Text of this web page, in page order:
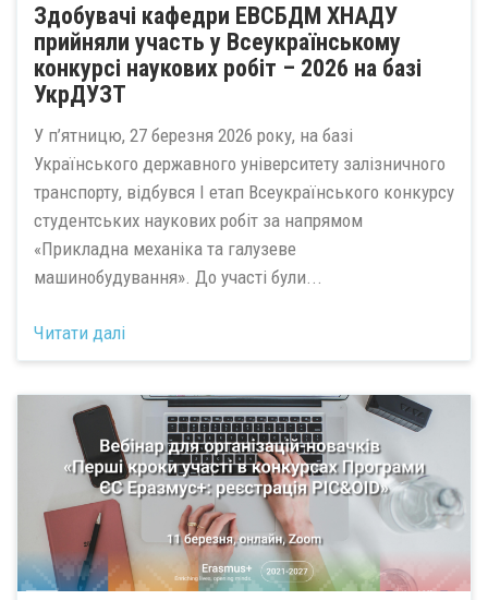
Здобувачі кафедри ЕВСБДМ ХНАДУ
прийняли участь у Всеукраїнському
конкурсі наукових робіт – 2026 на базі
УкрДУЗТ
У п’ятницю, 27 березня 2026 року, на базі
Українського державного університету залізничного
транспорту, відбувся І етап Всеукраїнського конкурсу
студентських наукових робіт за напрямом
«Прикладна механіка та галузеве
машинобудування». До участі були...
Читати далі